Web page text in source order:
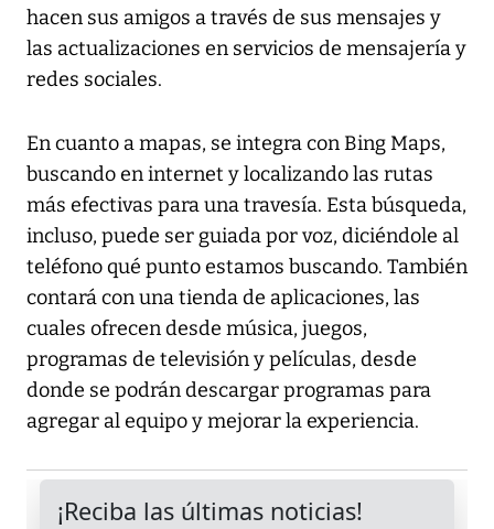
hacen sus amigos a través de sus mensajes y
las actualizaciones en servicios de mensajería y
redes sociales.
En cuanto a mapas, se integra con Bing Maps,
buscando en internet y localizando las rutas
más efectivas para una travesía. Esta búsqueda,
incluso, puede ser guiada por voz, diciéndole al
teléfono qué punto estamos buscando. También
contará con una tienda de aplicaciones, las
cuales ofrecen desde música, juegos,
programas de televisión y películas, desde
donde se podrán descargar programas para
agregar al equipo y mejorar la experiencia.